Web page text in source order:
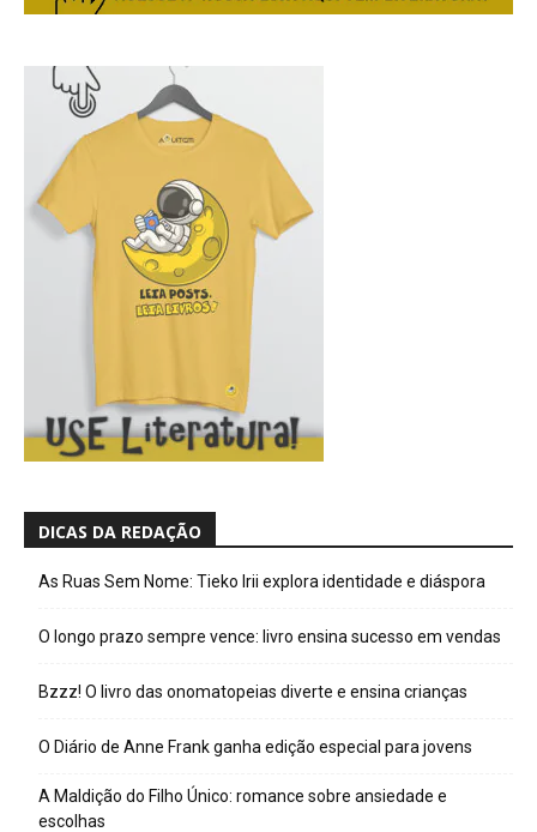
DICAS DA REDAÇÃO
As Ruas Sem Nome: Tieko Irii explora identidade e diáspora
O longo prazo sempre vence: livro ensina sucesso em vendas
Bzzz! O livro das onomatopeias diverte e ensina crianças
O Diário de Anne Frank ganha edição especial para jovens
A Maldição do Filho Único: romance sobre ansiedade e
escolhas